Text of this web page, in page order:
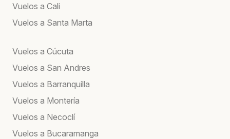
Vuelos a Cali
Vuelos a Santa Marta
Vuelos a Cúcuta
Vuelos a San Andres
Vuelos a Barranquilla
Vuelos a Montería
Vuelos a Necoclí
Vuelos a Bucaramanga